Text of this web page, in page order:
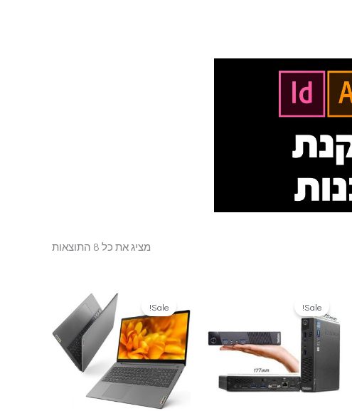
מציג את כל 8 התוצאות
Sale!
Sale!